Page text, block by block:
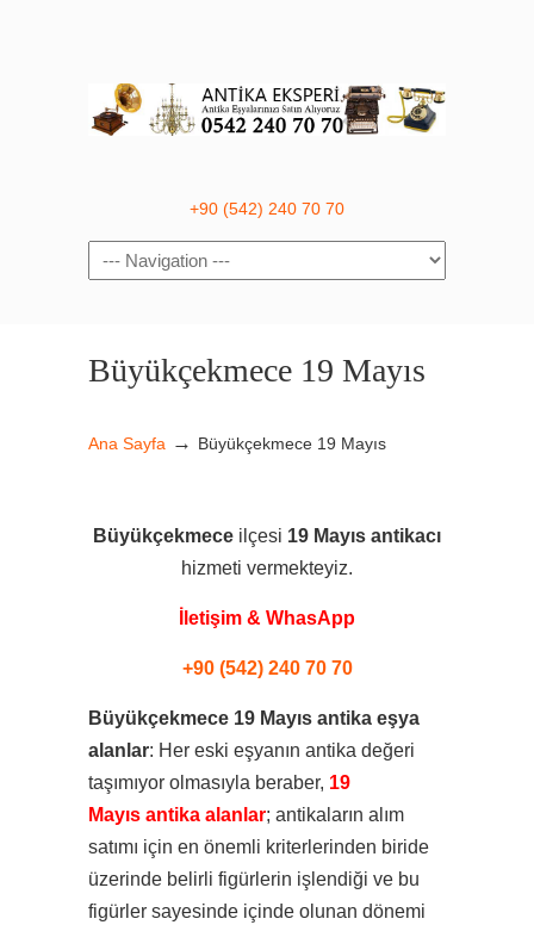
+90 (542) 240 70 70
Navigation
Büyükçekmece 19 Mayıs
Ana Sayfa → Büyükçekmece 19 Mayıs
Büyükçekmece ilçesi 19 Mayıs antikacı
hizmeti vermekteyiz.
İletişim & WhasApp
+90 (542) 240 70 70
Büyükçekmece 19 Mayıs antika eşya
alanlar: Her eski eşyanın antika değeri
taşımıyor olmasıyla beraber, 19
Mayıs antika alanlar; antikaların alım
satımı için en önemli kriterlerinden biride
üzerinde belirli figürlerin işlendiği ve bu
figürler sayesinde içinde olunan dönemi